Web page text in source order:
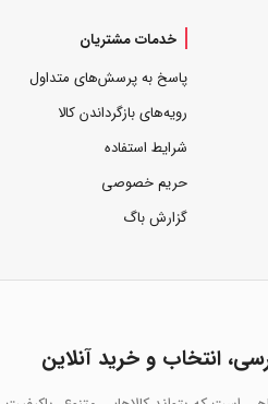
خدمات مشتریان
پاسخ به پرسش‌های متداول
رویه‌های بازگرداندن کالا
شرایط استفاده
حریم خصوصی
گزارش باگ
انتخاب و خرید آنلاین